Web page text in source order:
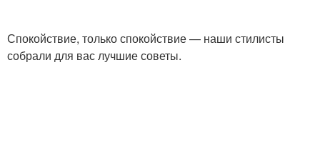
Спокойствие, только спокойствие — наши стилисты
собрали для вас лучшие советы.